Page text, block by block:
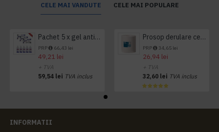
CELE MAI VANDUTE CELE MAI POPULARE
Pachet 5 x gel antibacterian 50ml si 3 x Servetele antibacteriene 48 buc Hygienium
PRP 66,43 lei
49,21 lei
+ TVA
59,54 lei TVA inclus
Prosop derulare centrala 1 pliu, 300 m Tork
PRP 34,65 lei
26,94 lei
+ TVA
32,60 lei TVA inclus
INFORMATII